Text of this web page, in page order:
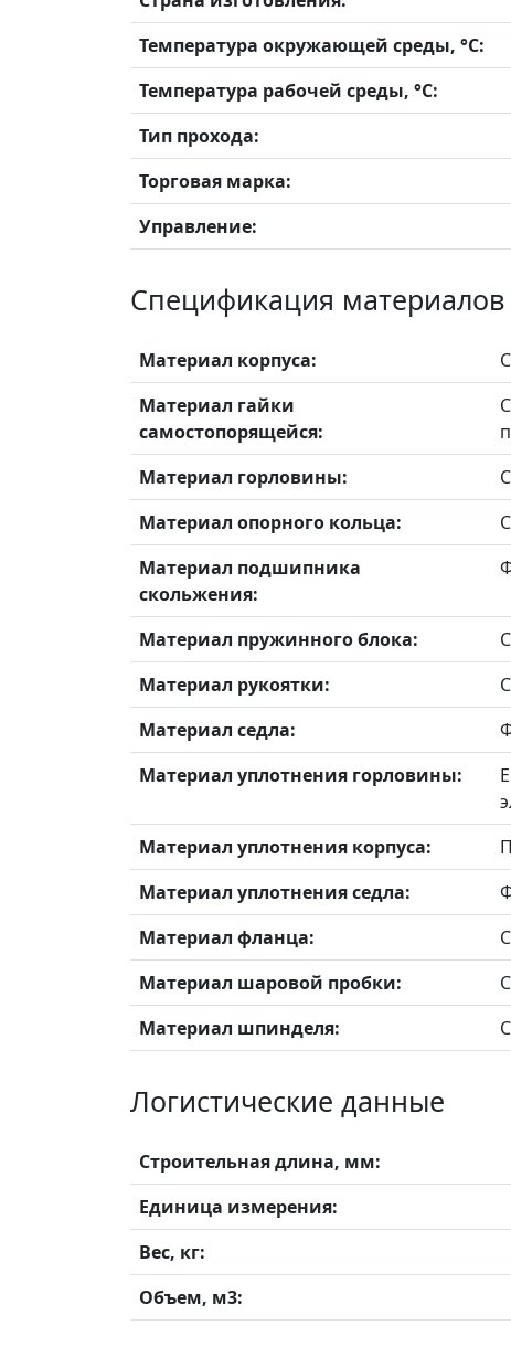
Температура окружающей среды, °С:
Температура рабочей среды, °С:
Тип прохода:
Торговая марка:
Управление:
Спецификация материалов
Материал корпуса:
Материал гайки
самостопорящейся:
Материал горловины:
Материал опорного кольца:
Материал подшипника
скольжения:
Материал пружинного блока:
Материал рукоятки:
Материал седла:
Материал уплотнения горловины:
Материал уплотнения корпуса:
Материал уплотнения седла:
Материал фланца:
Материал шаровой пробки:
Материал шпинделя:
Логистические данные
Строительная длина, мм:
Единица измерения:
Вес, кг:
Объем, м3: